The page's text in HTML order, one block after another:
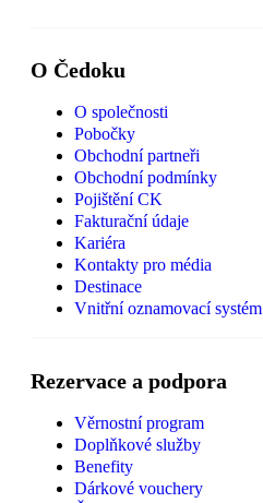
O Čedoku
O společnosti
Pobočky
Obchodní partneři
Obchodní podmínky
Pojištění CK
Fakturační údaje
Kariéra
Kontakty pro média
Destinace
Vnitřní oznamovací systém
Rezervace a podpora
Věrnostní program
Doplňkové služby
Benefity
Dárkové vouchery